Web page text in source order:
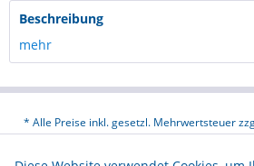
Beschreibung
mehr
* Alle Preise inkl. gesetzl. Mehrwertsteuer